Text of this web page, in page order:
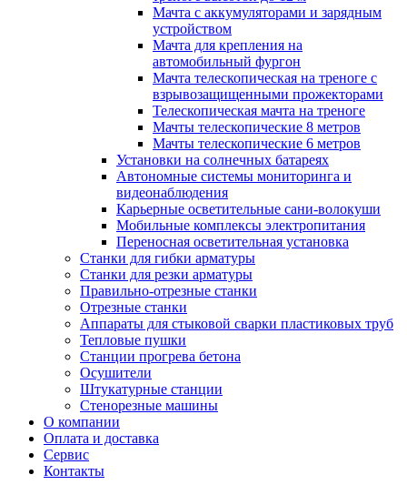
Мачта с аккумуляторами и зарядным
устройством
Мачта для крепления на
автомобильный фургон
Мачта телескопическая на треноге с
взрывозащищенными прожекторами
Телескопическая мачта на треноге
Мачты телескопические 8 метров
Мачты телескопические 6 метров
Установки на солнечных батареях
Автономные системы мониторинга и
видеонаблюдения
Карьерные осветительные сани-волокуши
Мобильные комплексы электропитания
Переносная осветительная установка
Станки для гибки арматуры
Станки для резки арматуры
Правильно-отрезные станки
Отрезные станки
Аппараты для стыковой сварки пластиковых труб
Тепловые пушки
Станции прогрева бетона
Осушители
Штукатурные станции
Стенорезные машины
О компании
Оплата и доставка
Сервис
Контакты